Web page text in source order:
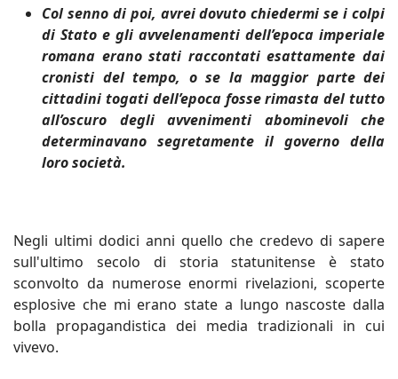
Col senno di poi, avrei dovuto chiedermi se i colpi
di Stato e gli avvelenamenti dell’epoca imperiale
romana erano stati raccontati esattamente dai
cronisti del tempo, o se la maggior parte dei
cittadini togati dell’epoca fosse rimasta del tutto
all’oscuro degli avvenimenti abominevoli che
determinavano segretamente il governo della
loro società.
Negli ultimi dodici anni quello che credevo di sapere
sull'ultimo secolo di storia statunitense è stato
sconvolto da numerose enormi rivelazioni, scoperte
esplosive che mi erano state a lungo nascoste dalla
bolla propagandistica dei media tradizionali in cui
vivevo.